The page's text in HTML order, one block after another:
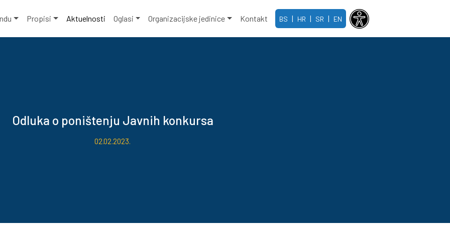
Propisi Aktuelnosti Oglasi Organizacijske jedinice Kontakt BS | HR | SR | EN
Odluka o poništenju Javnih konkursa
02.02.2023.